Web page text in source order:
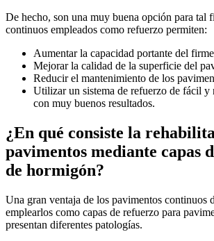
De hecho, son una muy buena opción para tal
continuos empleados como refuerzo permiten:
Aumentar la capacidad portante del
Mejorar la calidad de la superficie del
Reducir el mantenimiento de los
Utilizar un sistema de refuerzo de fácil y
con muy buenos resultados.
¿En qué consiste la
pavimentos mediante capas
de hormigón?
Una gran ventaja de los pavimentos continuos
emplearlos como capas de refuerzo para
presentan diferentes patologías.